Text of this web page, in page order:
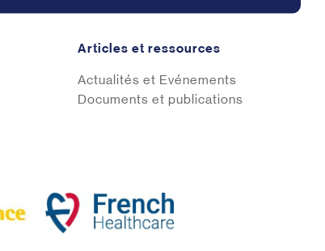
Articles et ressources
Actualités et Evénements
Documents et publications